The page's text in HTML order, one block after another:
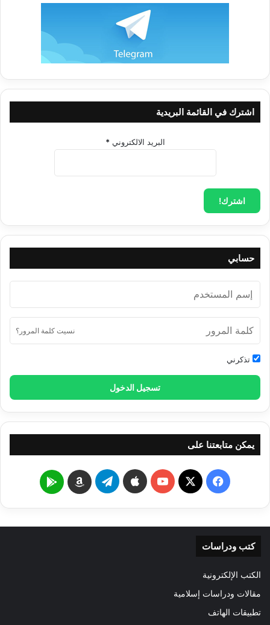
اشترك في القائمة البريدية
البريد الالكتروني *
حسابي
نسيت كلمة المرور؟
تذكرني
تسجيل الدخول
يمكن متابعتنا على
فيسبوك
‫X
‫YouTube تيلقرام Amazon
Google
Play
كتب ودراسات
الكتب الإلكترونية
مقالات ودراسات إسلامية
تطبيقات الهاتف